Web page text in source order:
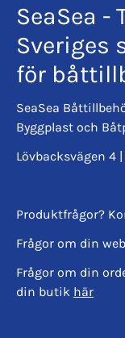
SeaSea
Sveriges
för
SeaSea
Byggplast och
Lövbacksvägen 4 |
Produktfrågor?
Frågor om din
Frågor om din
din butik här